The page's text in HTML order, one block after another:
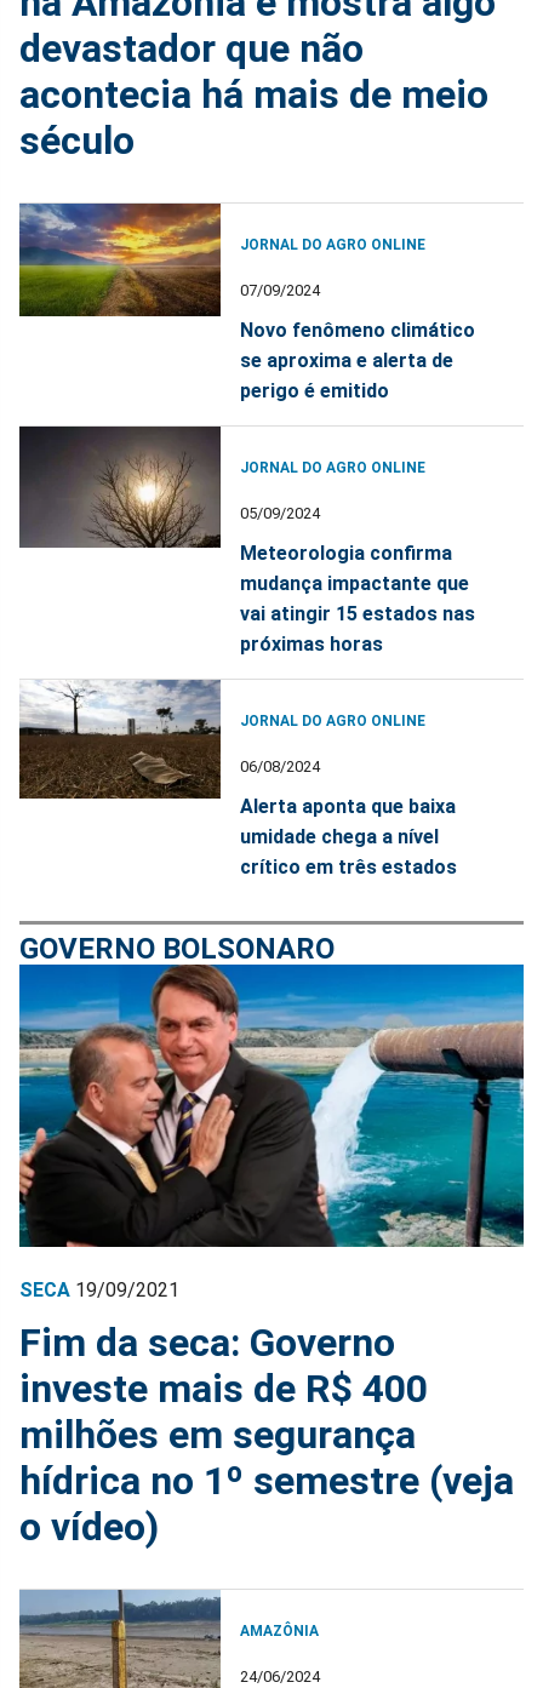
devastador que não
acontecia há mais de meio
século
JORNAL DO AGRO ONLINE
07/09/2024
Novo fenômeno climático
se aproxima e alerta de
perigo é emitido
JORNAL DO AGRO ONLINE
05/09/2024
Meteorologia confirma
mudança impactante que
vai atingir 15 estados nas
próximas horas
JORNAL DO AGRO ONLINE
06/08/2024
Alerta aponta que baixa
umidade chega a nível
crítico em três estados
GOVERNO BOLSONARO
SECA 19/09/2021
Fim da seca: Governo
investe mais de R$ 400
milhões em segurança
hídrica no 1º semestre (veja
o vídeo)
AMAZÔNIA
24/06/2024